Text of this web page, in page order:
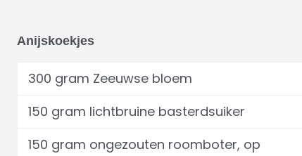
Anijskoekjes
300 gram Zeeuwse bloem
150 gram lichtbruine basterdsuiker
150 gram ongezouten roomboter, op